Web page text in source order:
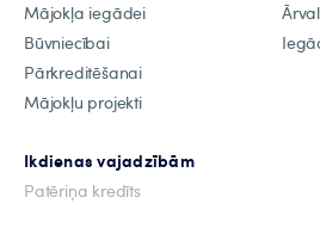
Mājokļa iegādei
Būvniecībai
Pārkreditēšanai
Mājokļu projekti
Ikdienas vajadzībām
Patēriņa kredīts